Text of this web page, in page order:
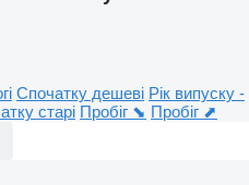
Спочатку дешеві Рік випуску -
старі Пробіг ⬊ Пробіг ⬈